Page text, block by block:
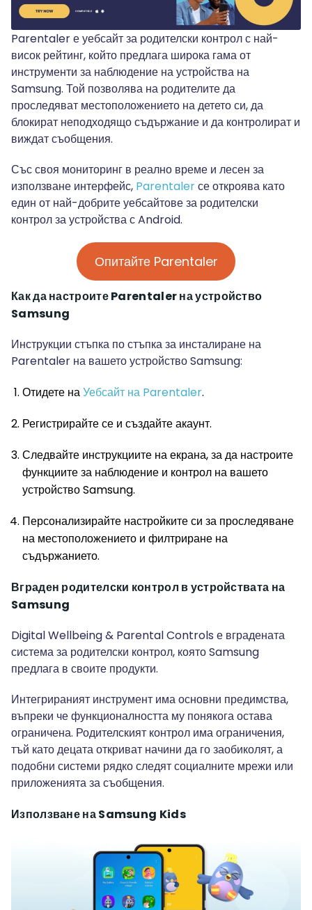
Parentaler е уебсайт за родителски контрол с най-
висок рейтинг, който предлага широка гама от
инструменти за наблюдение на устройства на
Samsung. Той позволява на родителите да
проследяват местоположението на детето си, да
блокират неподходящо съдържание и да контролират и
виждат съобщения.
Със своя мониторинг в реално време и лесен за
използване интерфейс, Parentalerсе откроява като
един от най-добрите уебсайтове за родителски
контрол за устройства с Android.
Опитайте Parentaler
Как да настроите Parentaler на устройство
Samsung
Инструкции стъпка по стъпка за инсталиране на
Parentaler на вашето устройство Samsung:
Отидете наУебсайт на Parentaler.
Регистрирайте се и създайте акаунт.
Следвайте инструкциите на екрана, за да настроите
функциите за наблюдение и контрол на вашето
устройство Samsung.
Персонализирайте настройките си за проследяване
на местоположението и филтриране на
съдържанието.
Вграден родителски контрол в устройствата на
Samsung
Digital Wellbeing & Parental Controls е вградената
система за родителски контрол, която Samsung
предлага в своите продукти.
Интегрираният инструмент има основни предимства,
въпреки че функционалността му понякога остава
ограничена. Родителският контрол има ограничения,
тъй като децата откриват начини да го заобиколят, а
подобни системи рядко следят социалните мрежи или
приложенията за съобщения.
Използване на Samsung Kids